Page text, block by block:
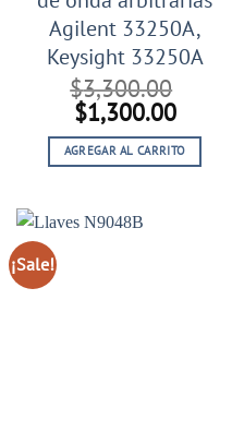
Agilent 33250A,
Keysight 33250A
$3,300.00
El
precio
original
$1,300.00El
precio
actual
AGREGAR AL CARRITO
¡Sale!